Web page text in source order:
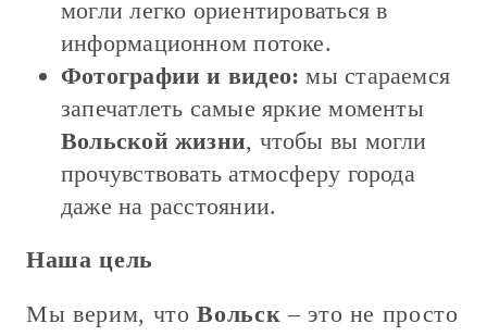
могли легко ориентироваться в
информационном потоке.
Фотографии и видео: мы стараемся
запечатлеть самые яркие моменты
Вольской жизни, чтобы вы могли
прочувствовать атмосферу города
даже на расстоянии.
Наша цель
Мы верим, чтоВольск – это не просто